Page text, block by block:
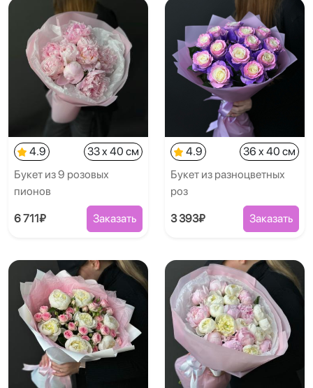
4.9
33 x 40 см
Букет из 9 розовых
пионов
6 711₽ Заказать
4.9
36 x 40 см
Букет из разноцветных
роз
3 393₽ Заказать